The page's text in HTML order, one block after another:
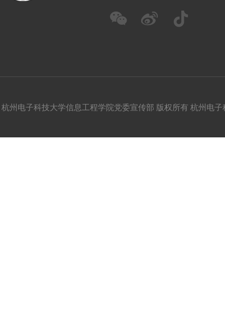
杭州电子科技大学信息工程学院党委宣传部 版权所有 杭州电